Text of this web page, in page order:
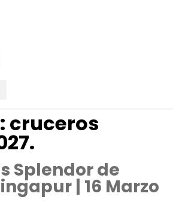
cruceros
Splendor de
| 16 Marzo